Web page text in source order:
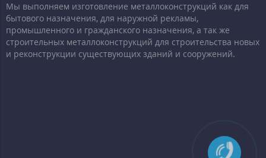
Мы выполняем изготовление металлоконструкций как для
бытового назначения, для наружной рекламы,
промышленного и гражданского назначения, а так же
строительных металлоконструкций для строительства новых
и реконструкции существующих зданий и сооружений.